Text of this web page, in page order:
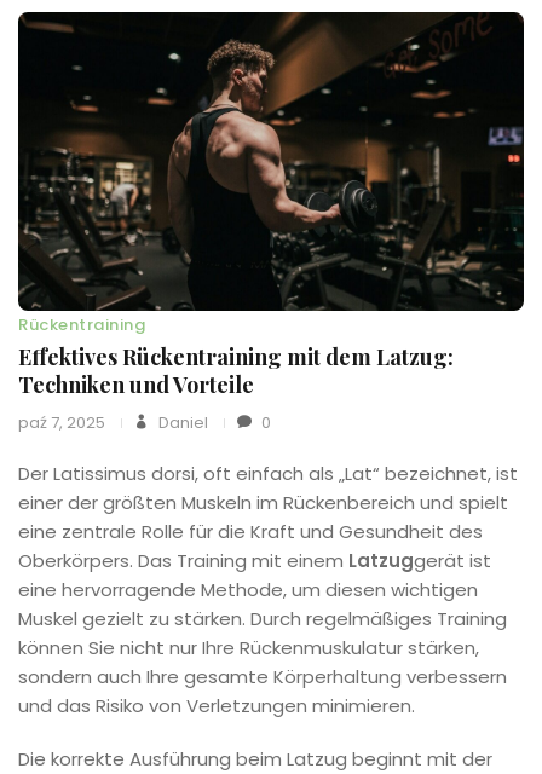
Rückentraining
Effektives Rückentraining mit dem Latzug:
Techniken und Vorteile
paź 7, 2025 Daniel 0
Der Latissimus dorsi, oft einfach als „Lat“ bezeichnet, ist
einer der größten Muskeln im Rückenbereich und spielt
eine zentrale Rolle für die Kraft und Gesundheit des
Oberkörpers. Das Training mit einem Latzuggerät ist
eine hervorragende Methode, um diesen wichtigen
Muskel gezielt zu stärken. Durch regelmäßiges Training
können Sie nicht nur Ihre Rückenmuskulatur stärken,
sondern auch Ihre gesamte Körperhaltung verbessern
und das Risiko von Verletzungen minimieren.
Die korrekte Ausführung beim Latzug beginnt mit der